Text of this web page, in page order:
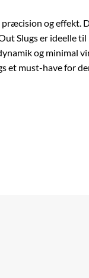
og effekt.
Slugs er ideelle
og minimal
et must-have for